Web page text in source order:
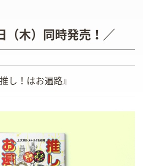
（木）同時発売！／
推し！はお遍路』